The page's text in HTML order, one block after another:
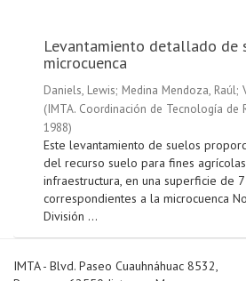
Levantamiento detallado de
microcuenca
Daniels, Lewis; Medina Mendoza, Raúl;
(IMTA. Coordinación de Tecnología de
1988)
Este levantamiento de suelos
del recurso suelo para fines
infraestructura, en una superficie de
correspondientes a la microcuenca
División ...
IMTA - Blvd. Paseo Cuauhnáhuac 8532,